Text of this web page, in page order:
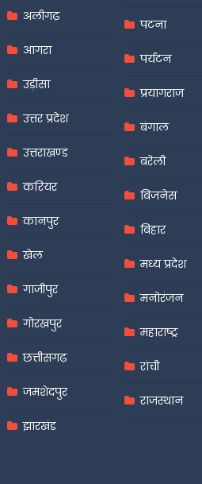
अलीगढ़
आगरा
उड़ीसा
उत्तर प्रदेश
उत्तराखण्ड
करियर
कानपुर
खेल
गाजीपुर
गोरखपुर
छत्तीसगढ़
जमशेदपुर
झारखंड
पटना
पर्यटन
प्रयागराज
बंगाल
बरेली
बिजनेस
बिहार
मध्य प्रदेश
मनोरंजन
महाराष्ट्र
रांची
राजस्थान